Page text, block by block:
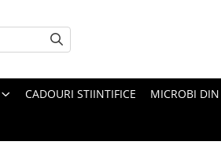
CADOURI STIINTIFICE MICROBI DIN